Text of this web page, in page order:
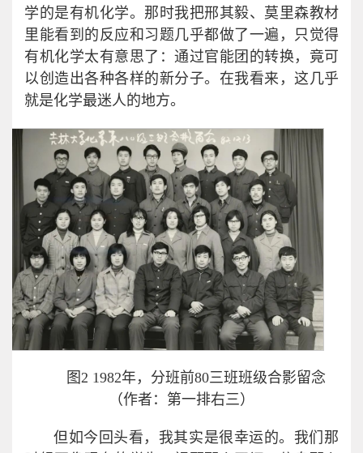
学的是有机化学。那时我把邢其毅、莫里森教材
里能看到的反应和习题几乎都做了一遍，只觉得
有机化学太有意思了：通过官能团的转换，竟可
以创造出各种各样的新分子。在我看来，这几乎
就是化学最迷人的地方。
图2 1982年，分班前80三班班级合影留念
（作者：第一排右三）
但如今回头看，我其实是很幸运的。我们那